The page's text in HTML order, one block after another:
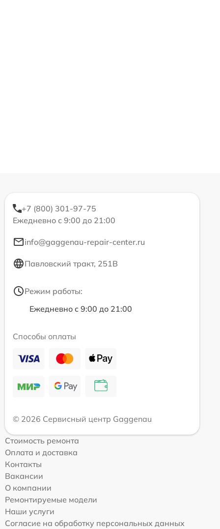
+7 (800) 301-97-75
Ежедневно с 9:00 до 21:00
info@gaggenau-repair-center.ru
Павловский тракт, 251В
Режим работы:
Ежедневно с 9:00 до 21:00
Способы оплаты
© 2026 Сервисный центр Gaggenau
Стоимость ремонта
Оплата и доставка
Контакты
Вакансии
О компании
Ремонтируемые модели
Наши услуги
Согласие на обработку персональных данных